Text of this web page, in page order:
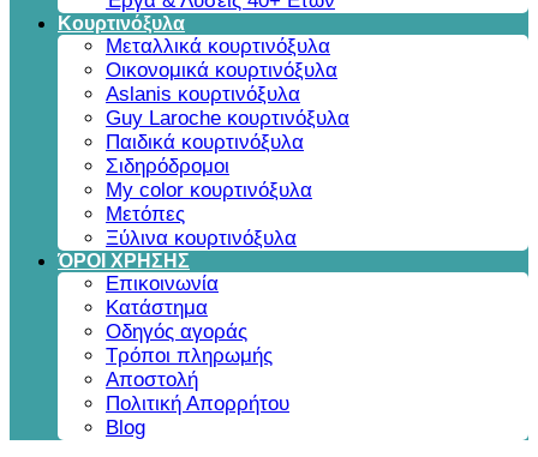
Κουρτινόξυλα
Μεταλλικά κουρτινόξυλα
Οικονομικά κουρτινόξυλα
Aslanis κουρτινόξυλα
Guy Laroche κουρτινόξυλα
Παιδικά κουρτινόξυλα
Σιδηρόδρομοι
My color κουρτινόξυλα
Μετόπες
Ξύλινα κουρτινόξυλα
ΌΡΟΙ ΧΡΗΣΗΣ
Επικοινωνία
Κατάστημα
Οδηγός αγοράς
Τρόποι πληρωμής
Αποστολή
Πολιτική Απορρήτου
Blog